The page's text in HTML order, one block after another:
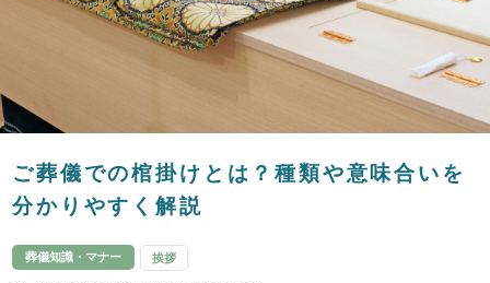
ご葬儀での棺掛けとは？種類や意味合いを
分かりやすく解説
葬儀知識・マナー 挨拶